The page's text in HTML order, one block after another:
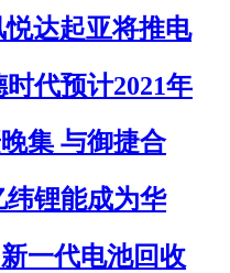
达起亚将推电
代预计2021年
集 与御捷合
锂能成为华
一代电池回收